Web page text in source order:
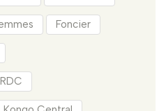
Foncier